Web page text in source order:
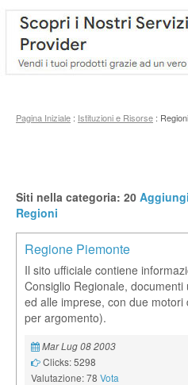
Pagina Iniziale : Istituzioni e Risorse : Regioni
Siti nella categoria: 20
Regioni
Regione Piemonte
Il sito ufficiale contiene
Consiglio Regionale,
ed alle imprese, con due
per argomento).
Mar Lug 08 2003
Clicks: 5298
Valutazione: 78 Vota